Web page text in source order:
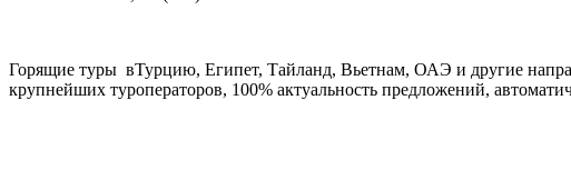
Горящие туры вТурцию, Египет, Тайланд, Вьетнам, ОАЭ и другие
крупнейших туроператоров, 100% актуальность предложений,